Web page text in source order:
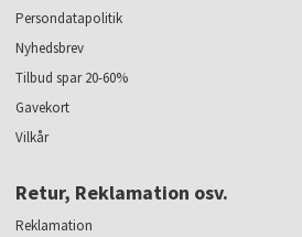
Persondatapolitik
Nyhedsbrev
Tilbud spar 20-60%
Gavekort
Vilkår
Retur, Reklamation osv.
Reklamation